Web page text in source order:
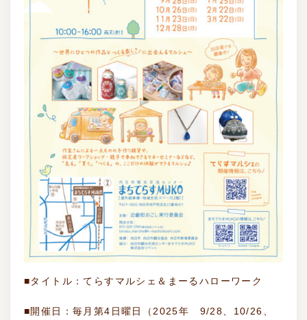
■タイトル：てらすマルシェ＆まーるハローワーク
■開催日：毎月第4日曜日（2025年 9/28、10/26、